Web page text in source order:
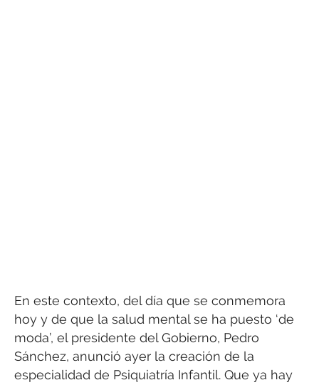
En este contexto, del día que se conmemora
hoy y de que la salud mental se ha puesto ‘de
moda’, el presidente del Gobierno, Pedro
Sánchez, anunció ayer la creación de la
especialidad de Psiquiatría Infantil. Que ya hay